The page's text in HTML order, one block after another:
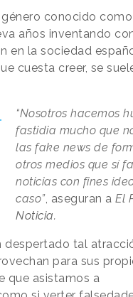
género conocido como
años inventando
en la sociedad
cuesta creer, se
“Nosotros hacemos
fastidia mucho que
las fake news de
otros medios que sí
noticias con fines
caso”, aseguran a El
Noticia.
despertado tal
para sus
que asistamos a